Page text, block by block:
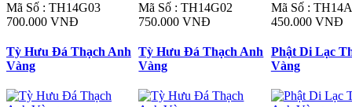
Mã Số : TH14G03
700.000 VNĐ
Mã Số : TH14G02
750.000 VNĐ
Mã Số :
450.000 VNĐ
Tỳ Hưu Đá Thạch Anh
Vàng
Tỳ Hưu Đá Thạch Anh
Vàng
Phật Di Lạc
Vàng